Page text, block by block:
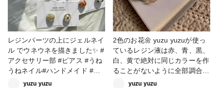
レジンパーツの上にジェルネイ
ル でウネウネを描きました✨ #
アクセサリー部 #ピアス #うね
うねネイル#ハンドメイド #UV
レジン #レジンピアス #ファン
yuzu yuzu
2色のお花🌼 yuzu yuzuが使っ
ているレジン液は赤、青、黒、
白、黄で絶対に同じカラーを作
ることがないように全部調合し
て作っています♡ #2022新春
yuzu yuzu